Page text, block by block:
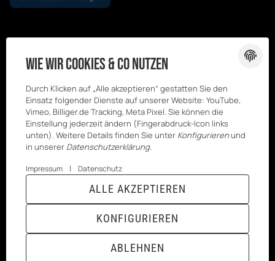
© Kesenci
Versand
Powered byJTL-Shop|TECHNIK JTL-Shop Template
VERTRAG WIDERRUFEN
Wie wir Cookies & Co nutzen
Durch Klicken auf „Alle akzeptieren“ gestatten Sie den
Einsatz folgender Dienste auf unserer Website: YouTube,
Vimeo, Billiger.de Tracking, Meta Pixel. Sie können die
Einstellung jederzeit ändern (Fingerabdruck-Icon links
unten). Weitere Details finden Sie unter Konfigurierenund
in unserer Datenschutzerklärung.
Impressum | Datenschutz
ABLEHNEN
KONFIGURIEREN
ALLE AKZEPTIEREN